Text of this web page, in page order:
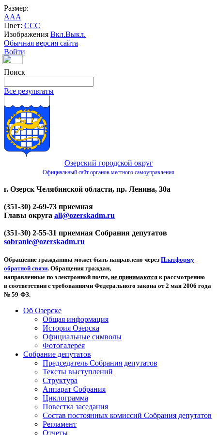
Размер:
AAA
Цвет: CCC
Изображения Вкл.Выкл.
Обычная версия сайта
Войти
Поиск
Все результаты
Озерский городской округ
Официальный сайт органов местного самоуправления
г. Озерск Челябинской области, пр. Ленина, 30а
(351-30) 2-69-73 приемная
Главы округа all@ozerskadm.ru
(351-30) 2-55-31 приемная Собрания депутатов
sobranie@ozerskadm.ru
Обращение гражданина может быть направлено через Платформу
обратной связи. Обращения граждан,
направленные по электронной почте, не принимаются к рассмотрению
в соответствии с требованиями Федерального закона от 2 мая 2006 года
№ 59-ФЗ.
Об Озерске
Общая информация
История Озерска
Официальные символы
Фотогалерея
Собрание депутатов
Председатель Собрания депутатов
Тексты выступлений
Структура
Аппарат Собрания
Циклограмма
Повестка заседания
Состав постоянных комиссий Собрания депутатов
Регламент
Отчеты